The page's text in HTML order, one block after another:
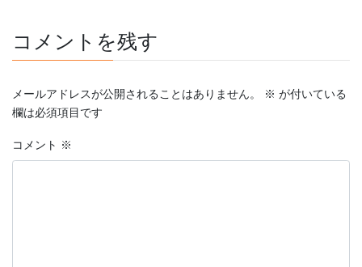
コメントを残す
メールアドレスが公開されることはありません。 ※ が付いている
欄は必須項目です
コメント ※